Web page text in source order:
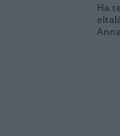
Ha